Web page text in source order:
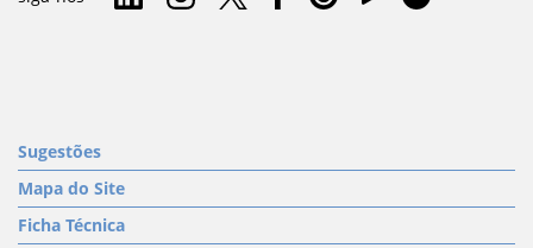
Sugestões
Mapa do Site
Ficha Técnica